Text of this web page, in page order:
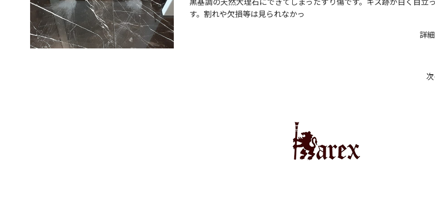
黒基調の天然大理石にできてしまったすり傷です。キズ跡が白く目立
す。割れや欠損等は見られなかっ
詳